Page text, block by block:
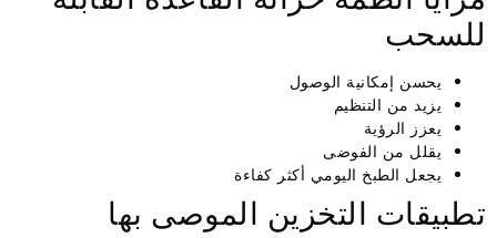
للسحب
يحسن إمكانية الوصول
يزيد من التنظيم
يعزز الرؤية
يقلل من الفوضى
يجعل الطبخ اليومي أكثر كفاءة
تطبيقات التخزين الموصى بها